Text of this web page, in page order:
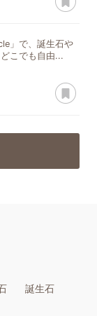
」で、誕生石や
こでも自由...
誕生石